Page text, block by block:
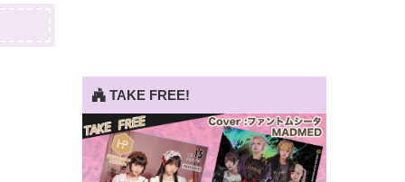
TAKE FREE!